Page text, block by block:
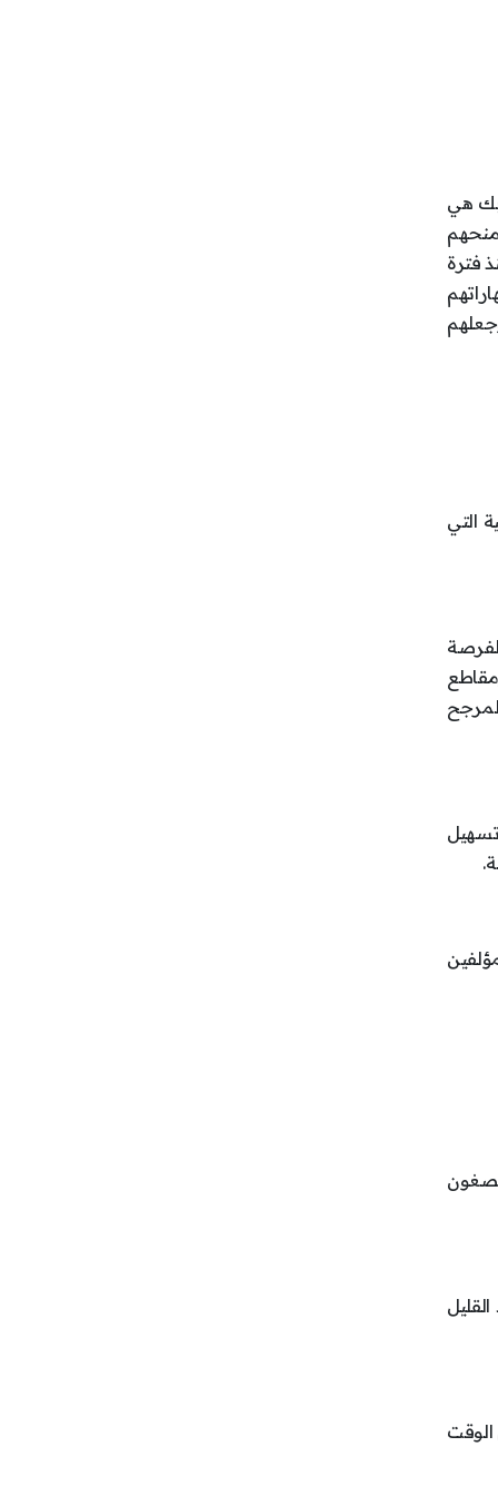
بك هي
منحهم
فترة
التي
الوقت